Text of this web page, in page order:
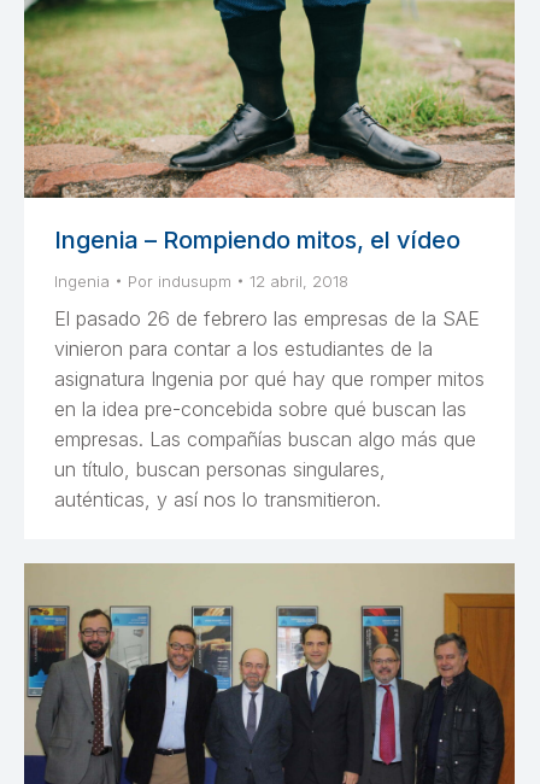
Ingenia – Rompiendo mitos, el vídeo
Ingenia Por indusupm 12 abril, 2018
El pasado 26 de febrero las empresas de la SAE
vinieron para contar a los estudiantes de la
asignatura Ingenia por qué hay que romper mitos
en la idea pre-concebida sobre qué buscan las
empresas. Las compañías buscan algo más que
un título, buscan personas singulares,
auténticas, y así nos lo transmitieron.